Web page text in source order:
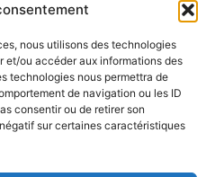
nous utilisons des technologies
et/ou accéder aux informations des
technologies nous permettra de
de navigation ou les ID
consentir ou de retirer son
sur certaines caractéristiques